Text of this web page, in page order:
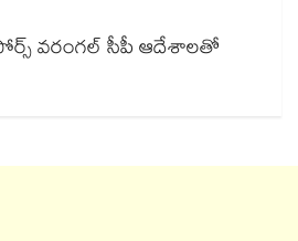
వరంగల్‌‌‌‌‌‌‌‌‌‌‌‌‌‌‌‌‌‌‌‌‌‌‌‌‌‌‌‌‌‌‌‌ సీపీ ఆదేశాలతో